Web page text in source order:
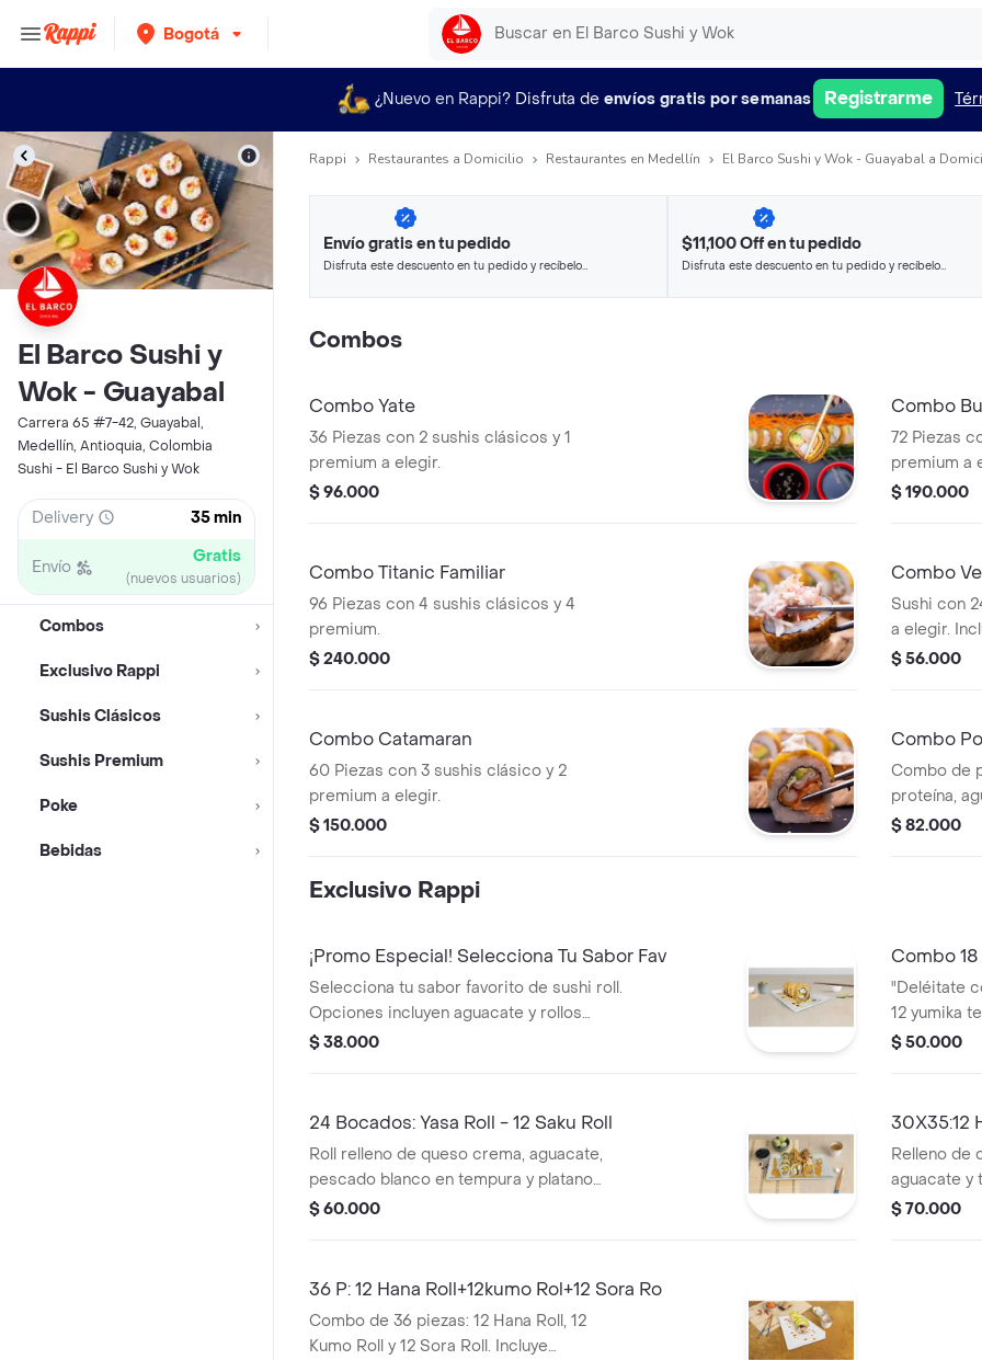
Bogotá
¿Nuevo en Rappi? Disfruta de envíos gratis por semanas Registrarme
El Barco Sushi y
Wok - Guayabal
Carrera 65 #7-42, Guayabal,
Medellín, Antioquia, Colombia
Sushi - El Barco Sushi y Wok
Delivery 35 min
Envío Gratis
(nuevos usuarios)
Combos
Exclusivo Rappi
Sushis Clásicos
Sushis Premium
Poke
Bebidas
Rappi Restaurantes a Domicilio Restaurantes en Medellín El Barco Sushi y Wok - Guayabal a
Envío gratis en tu pedido
Disfruta este descuento en tu pedido y recíbelo
$11,100 Off en tu pedido
Disfruta este descuento en tu pedido y recíbelo
Combos
Combo Yate
36 Piezas con 2 sushis clásicos y 1
premium a elegir.
$ 96.000
Combo
72 Piezas
premium a
$ 190.000
Combo Titanic Familiar
96 Piezas con 4 sushis clásicos y 4
premium.
$ 240.000
Combo
Sushi con
a elegir.
surimi y
$ 56.000
Combo Catamaran
60 Piezas con 3 sushis clásico y 2
premium a elegir.
$ 150.000
Combo
Combo de
proteína,
zanahoria,
$ 82.000
Exclusivo Rappi
¡Promo Especial! Selecciona Tu Sabor Fav
Selecciona tu sabor favorito de sushi roll.
Opciones incluyen aguacate y rollos
empanizados. Se acompaña con salsa de
$ 38.000
Combo 18
"Deléitate
12 yumika
blanco,
japonesa,
¡ordénalo
$ 50.000
24 Bocados: Yasa Roll - 12 Saku Roll
Roll relleno de queso crema, aguacate,
pescado blanco en tempura y platano
maduro.roll pasta de palmito en tempura,
$ 60.000
30X35:12
Relleno de
aguacate y
de pasta
$ 70.000
36 P: 12 Hana Roll+12kumo Rol+12 Sora Ro
Combo de 36 piezas: 12 Hana Roll, 12
Kumo Roll y 12 Sora Roll. Incluye